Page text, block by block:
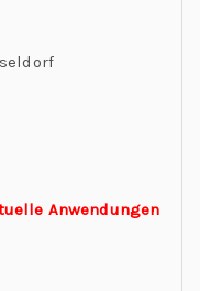
Anwendungen